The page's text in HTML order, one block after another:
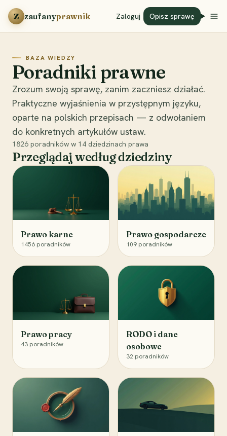
Przejdź do treści
Z zaufanyprawnik Zaloguj Opisz sprawę
BAZA WIEDZY
Poradniki prawne
Zrozum swoją sprawę, zanim zaczniesz działać.
Praktyczne wyjaśnienia w przystępnym języku,
oparte na polskich przepisach — z odwołaniem
do konkretnych artykułów ustaw.
1826 poradników w 14 dziedzinach prawa
Przeglądaj według dziedziny
Prawo karne
1456 poradników
Prawo gospodarcze
109 poradników
Prawo pracy
43 poradników
RODO i dane
osobowe
32 poradników